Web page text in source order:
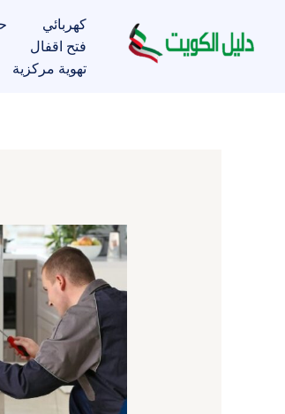
المحتوى
كهربائي
فتح اقفال
تهوية مركزية